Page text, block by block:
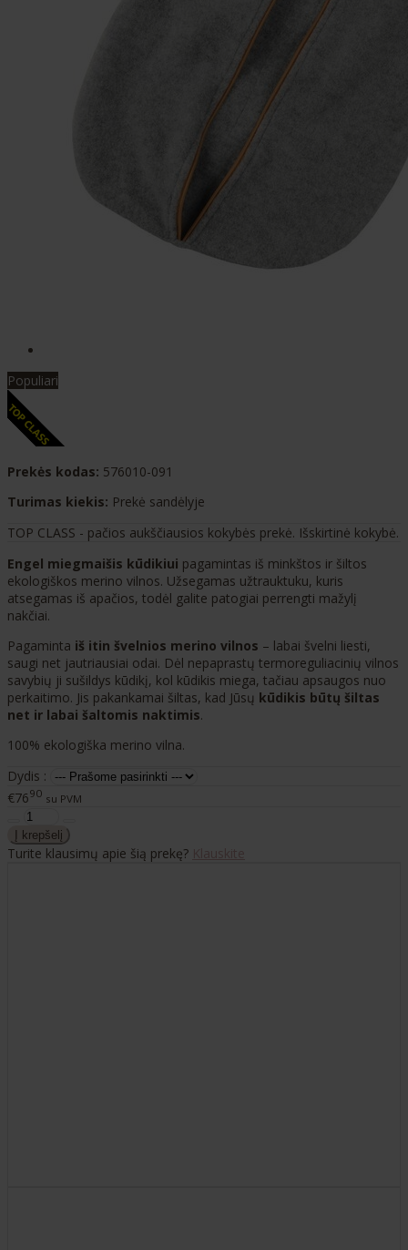
Populiari
Prekės kodas: 576010-091
Turimas kiekis: Prekė sandėlyje
TOP CLASS - pačios aukščiausios kokybės prekė. Išskirtinė kokybė.
Engel miegmaišis kūdikiui pagamintas iš minkštos ir šiltos
ekologiškos merino vilnos. Užsegamas užtrauktuku, kuris
atsegamas iš apačios, todėl galite patogiai perrengti mažylį
nakčiai.
Pagaminta iš itin švelnios merino vilnos – labai švelni liesti,
saugi net jautriausiai odai. Dėl nepaprastų termoreguliacinių vilnos
savybių ji sušildys kūdikį, kol kūdikis miega, tačiau apsaugos nuo
perkaitimo. Jis pakankamai šiltas, kad Jūsų kūdikis būtų šiltas
net ir labai šaltomis naktimis.
100% ekologiška merino vilna.
Dydis :
€7690 su PVM
Turite klausimų apie šią prekę?